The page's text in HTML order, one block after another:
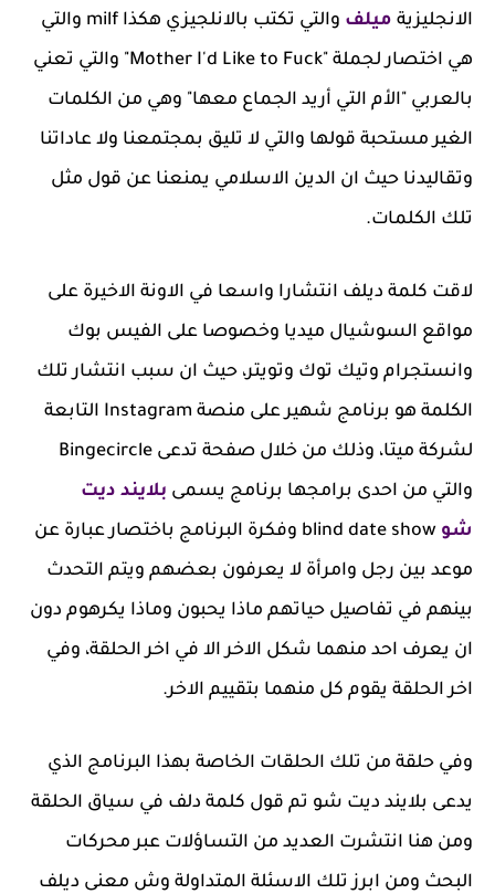
الانجليزية ميلف
والتي تكتب بالانلجيزي هكذا milf والتي
هي اختصار لجملة "Mother I'd Like to Fuck" والتي تعني
بالعربي "الأم التي أريد الجماع معها" وهي من الكلمات
الغير مستحبة قولها والتي لا تليق بمجتمعنا ولا عاداتنا
وتقاليدنا حيث ان الدين الاسلامي يمنعنا عن قول مثل
تلك الكلمات.
لاقت كلمة ديلف انتشارا واسعا في الاونة الاخيرة على
مواقع السوشيال ميديا وخصوصا على الفيس بوك
وانستجرام وتيك توك وتويتر، حيث ان سبب انتشار تلك
الكلمة هو برنامج شهير على منصة Instagram التابعة
لشركة ميتا، وذلك من خلال صفحة تدعى Bingecircle
والتي من احدى برامجها برنامج يسمى بلايند ديت
شو
blind date show وفكرة البرنامج باختصار عبارة عن
موعد بين رجل وامرأة لا يعرفون بعضهم ويتم التحدث
بينهم في تفاصيل حياتهم ماذا يحبون وماذا يكرهوم دون
ان يعرف احد منهما شكل الاخر الا في اخر الحلقة، وفي
اخر الحلقة يقوم كل منهما بتقييم الاخر.
وفي حلقة من تلك الحلقات الخاصة بهذا البرنامج الذي
يدعى بلايند ديت شو تم قول كلمة دلف في سياق الحلقة
ومن هنا انتشرت العديد من التساؤلات عبر محركات
البحث ومن ابرز تلك الاسئلة المتداولة وش معنى ديلف